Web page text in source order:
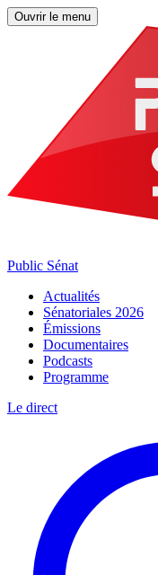
Ouvrir le menu
Public Sénat
Actualités
Sénatoriales 2026
Émissions
Documentaires
Podcasts
Programme
Le direct